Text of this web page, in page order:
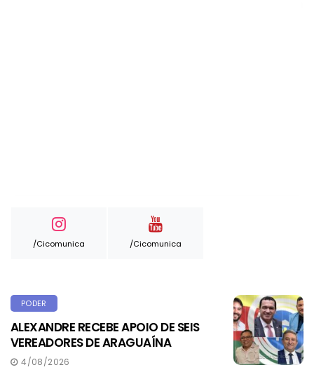
/cicomunica /cicomunica
PODER
ALEXANDRE RECEBE APOIO DE SEIS
VEREADORES DE ARAGUAÍNA
4/08/2026